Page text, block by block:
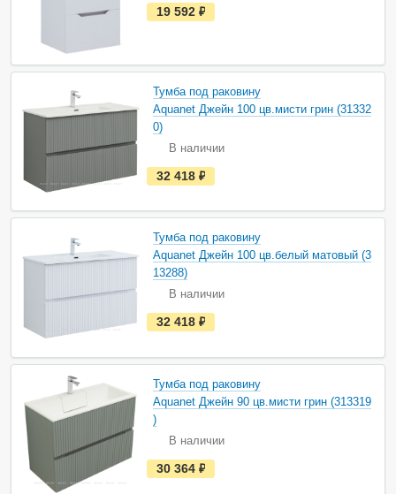
е
с
н
л
и
ч
и
19 592
Тумба под раковину
Aquanet Джейн 100 цв.мисти грин (31332
0)
В наличии
е
с
ь
в
н
а
л
и
32 418
Тумба под раковину
Aquanet Джейн 100 цв.белый матовый (3
13288)
В наличии
е
с
ь
в
н
а
л
и
32 418
Тумба под раковину
Aquanet Джейн 90 цв.мисти грин (313319
)
В наличии
е
с
30 364